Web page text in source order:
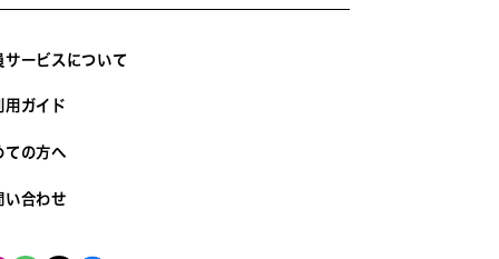
サービスについて
用ガイド
ての方へ
い合わせ